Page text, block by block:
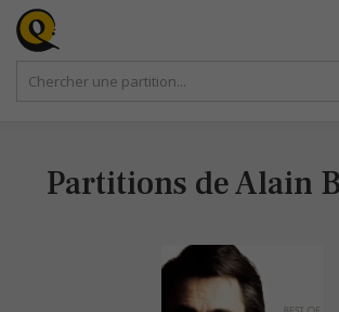
Partitions de Alain